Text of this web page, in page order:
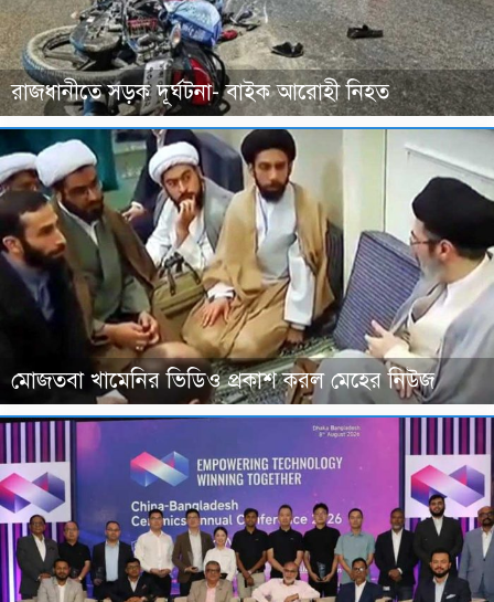
রাজধানীতে সড়ক দূর্ঘটনা- বাইক আরোহী নিহত
মোজতবা খামেনির ভিডিও প্রকাশ করল মেহের নিউজ